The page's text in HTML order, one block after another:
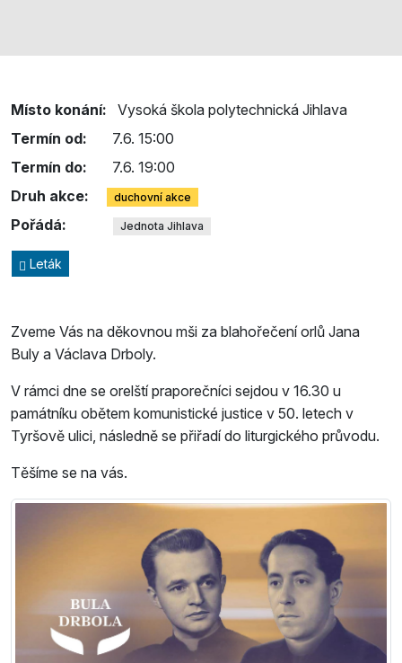
Místo konání:
Vysoká škola polytechnická Jihlava
Termín od:
7.6. 15:00
Termín do:
7.6. 19:00
Druh akce:
duchovní akce
Pořádá: Jednota Jihlava
Leták
Zveme Vás na děkovnou mši za blahořečení orlů Jana
Buly a Václava Drboly.
V rámci dne se orelští praporečníci sejdou v 16.30 u
památníku obětem komunistické justice v 50. letech v
Tyršově ulici, následně se přiřadí do liturgického průvodu.
Těšíme se na vás.